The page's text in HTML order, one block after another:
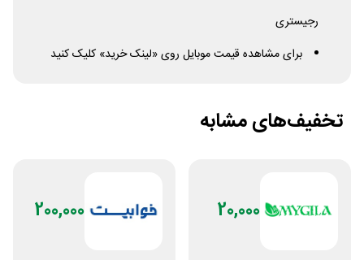
رجیستری
برای مشاهده قیمت موبایل روی «لینک خرید» کلیک کنید
تخفیف‌های مشابه
20,000
200,000